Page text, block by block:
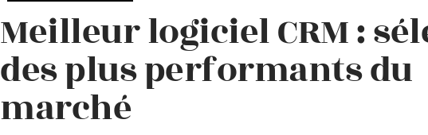
Meilleur logiciel CRM :
des plus performants du
marché